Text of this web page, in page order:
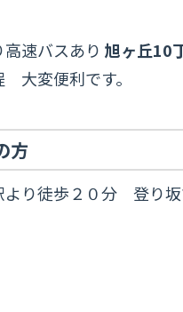
速バスあり 旭ヶ丘10
大変便利です。
方
より徒歩２０分 登り坂